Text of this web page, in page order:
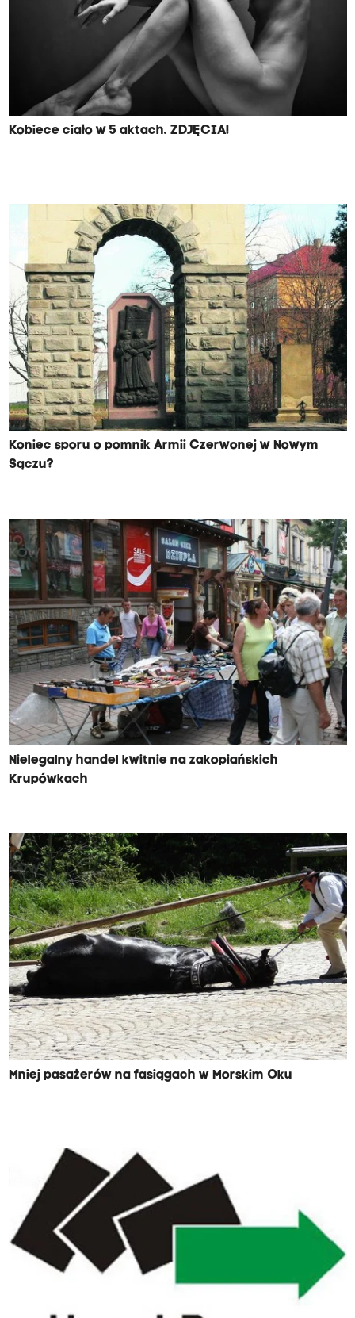
Kobiece ciało w 5 aktach. ZDJĘCIA!
Koniec sporu o pomnik Armii Czerwonej w Nowym
Sączu?
Nielegalny handel kwitnie na zakopiańskich
Krupówkach
Mniej pasażerów na fasiągach w Morskim Oku